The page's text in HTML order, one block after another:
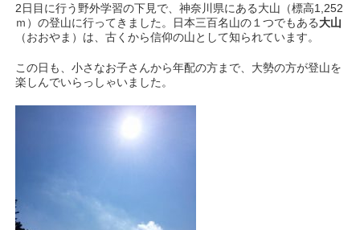
2日目に行う野外学習の下見で、神奈川県にある大山（標高1,252
ｍ）の登山に行ってきました。日本三百名山の１つでもある大山
（おおやま）は、古くから信仰の山として知られています。
この日も、小さなお子さんから年配の方まで、大勢の方が登山を
楽しんでいらっしゃいました。